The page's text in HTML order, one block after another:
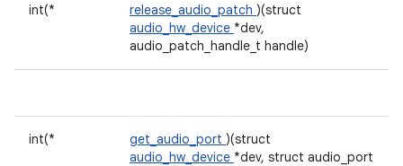
int(* release_audio_patch )(struct
audio_hw_device *dev,
audio_patch_handle_t handle)
int(* get_audio_port )(struct
audio_hw_device *dev, struct audio_port